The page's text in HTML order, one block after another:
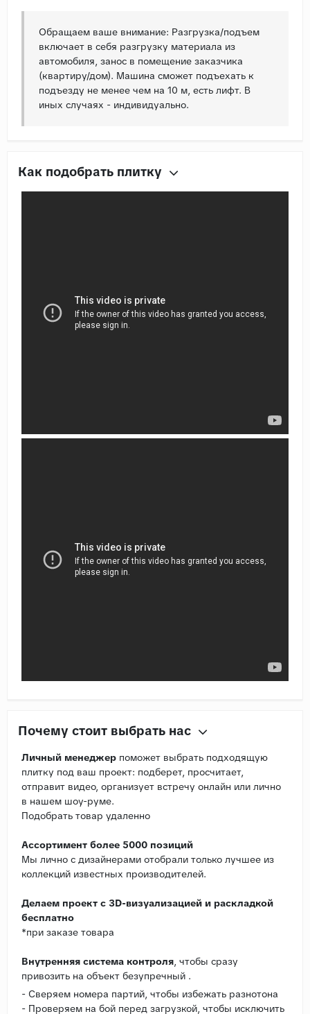
Обращаем ваше внимание: Разгрузка/подъем
включает в себя разгрузку материала из
автомобиля, занос в помещение заказчика
(квартиру/дом). Машина сможет подъехать к
подъезду не менее чем на 10 м, есть лифт. В
иных случаях - индивидуально.
Как подобрать плитку
Почему стоит выбрать нас
Личный менеджер поможет выбрать подходящую
плитку под ваш проект: подберет, просчитает,
отправит видео, организует встречу онлайн или лично
в нашем шоу-руме.
Подобрать товар удаленно
Ассортимент более 5000 позиций
Мы лично с дизайнерами отобрали только лучшее из
коллекций известных производителей.
Делаем проект с 3D-визуализацией и раскладкой
бесплатно
*при заказе товара
Внутренняя система контроля, чтобы сразу
привозить на объект безупречный .
- Сверяем номера партий, чтобы избежать разнотона
- Проверяем на бой перед загрузкой, чтобы исключить